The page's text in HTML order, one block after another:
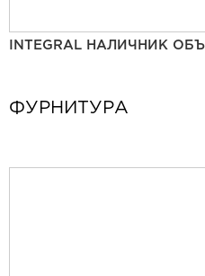
INTEGRAL НАЛИЧНИК
ФУРНИТУРА